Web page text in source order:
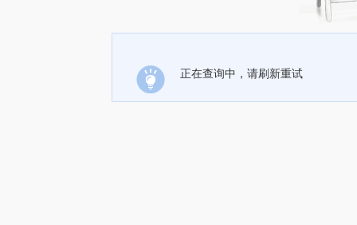
正在查询中，请刷新重试